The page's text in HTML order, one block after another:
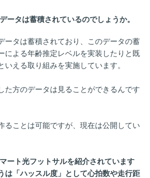
ータは蓄積されているのでしょうか。
ータは蓄積されており、このデータの蓄
による年齢推定レベルを実装したりと既
いえる取り組みを実施しています。
た方のデータは見ることができるんです
ることは可能ですが、現在は公開してい
ート光フットサルを紹介されています
は「ハッスル度」として心拍数や走行距